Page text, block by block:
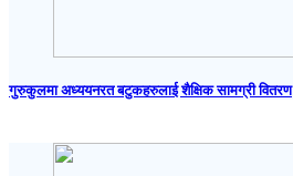
गुरुकुलमा अध्ययनरत बटुकहरुलाई शैक्षिक सामग्री वितरण